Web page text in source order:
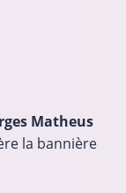
Matheus
la bannière